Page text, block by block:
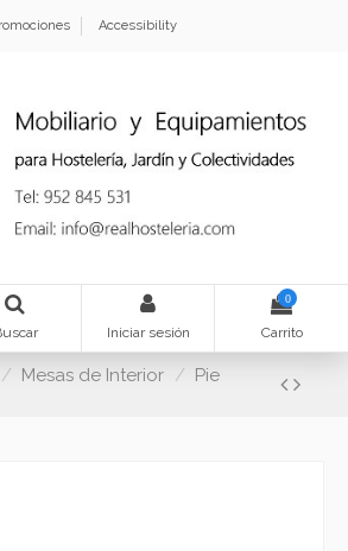
Accessibility
Iniciar sesión
0
Carrito
Mesas de Interior
Pie